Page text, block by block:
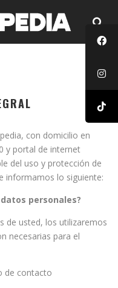
con domicilio en
y portal de internet
del uso y protección de
informamos lo siguiente:
personales?
de usted, los utilizaremos
necesarias para el
de contacto